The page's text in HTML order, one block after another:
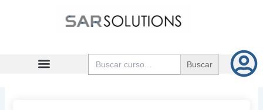
Buscar: